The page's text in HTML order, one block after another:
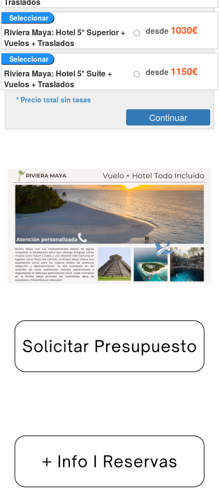
Seleccionar
Riviera Maya: Hotel 5* Superior +
Vuelos + Traslados
desde 1030€
Seleccionar
Riviera Maya: Hotel 5* Suite +
Vuelos + Traslados
desde 1150€
* Precio total sin tasas